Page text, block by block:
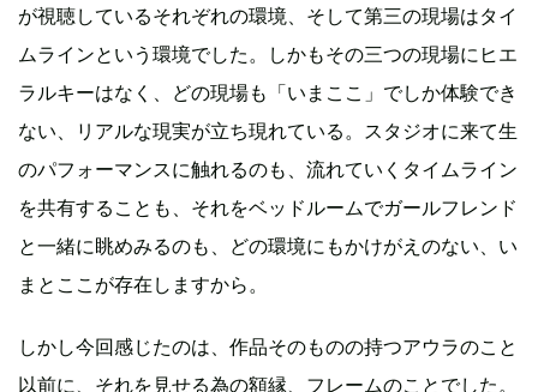
が視聴しているそれぞれの環境、そして第三の現場はタイ
ムラインという環境でした。しかもその三つの現場にヒエ
ラルキーはなく、どの現場も「いまここ」でしか体験でき
ない、リアルな現実が立ち現れている。スタジオに来て生
のパフォーマンスに触れるのも、流れていくタイムライン
を共有することも、それをベッドルームでガールフレンド
と一緒に眺めみるのも、どの環境にもかけがえのない、い
まとここが存在しますから。
しかし今回感じたのは、作品そのものの持つアウラのこと
以前に、それを見せる為の額縁、フレームのことでした。